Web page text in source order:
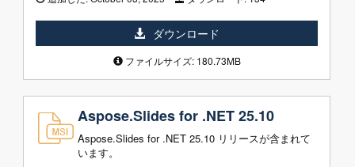
ダウンロード
ファイルサイズ: 180.73MB
Aspose.Slides for .NET 25.10
Aspose.Slides for .NET 25.10 リリースが含まれて
います。